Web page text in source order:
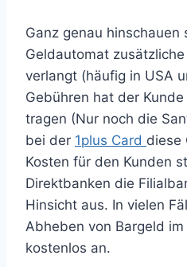
Ganz genau
Geldautomat
verlangt (häufig in USA
Gebühren hat der
tragen (Nur noch die
bei der 1plus Card diese
Kosten für den Kunden
Direktbanken die
Hinsicht aus. In vielen
Abheben von Bargeld
kostenlos an.